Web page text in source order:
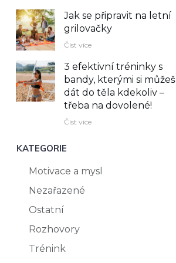
Jak se připravit na letní
grilovačky
Číst více
3 efektivní tréninky s
bandy, kterými si můžeš
dát do těla kdekoliv –⁠
třeba na dovolené!
Číst více
KATEGORIE
Motivace a mysl
Nezařazené
Ostatní
Rozhovory
Trénink